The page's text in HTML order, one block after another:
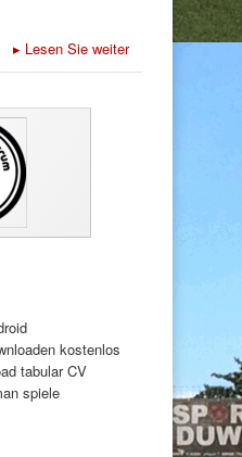
▸ Lesen Sie weiter
kostenlos
tabular CV
spiele